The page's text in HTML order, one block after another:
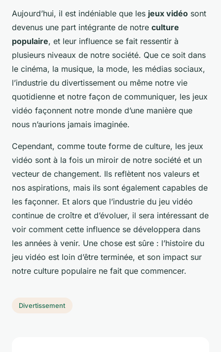
Aujourd’hui, il est indéniable que les jeux vidéo sont
devenus une part intégrante de notre culture
populaire, et leur influence se fait ressentir à
plusieurs niveaux de notre société. Que ce soit dans
le cinéma, la musique, la mode, les médias sociaux,
l’industrie du divertissement ou même notre vie
quotidienne et notre façon de communiquer, les jeux
vidéo façonnent notre monde d’une manière que
nous n’aurions jamais imaginée.
Cependant, comme toute forme de culture, les jeux
vidéo sont à la fois un miroir de notre société et un
vecteur de changement. Ils reflètent nos valeurs et
nos aspirations, mais ils sont également capables de
les façonner. Et alors que l’industrie du jeu vidéo
continue de croître et d’évoluer, il sera intéressant de
voir comment cette influence se développera dans
les années à venir. Une chose est sûre : l’histoire du
jeu vidéo est loin d’être terminée, et son impact sur
notre culture populaire ne fait que commencer.
Divertissement